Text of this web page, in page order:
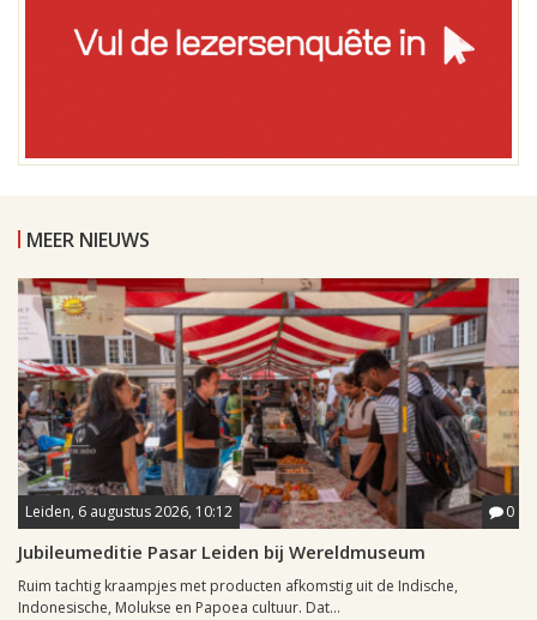
MEER NIEUWS
Leiden, 6 augustus 2026, 10:12 0
Jubileumeditie Pasar Leiden bij Wereldmuseum
Ruim tachtig kraampjes met producten afkomstig uit de Indische,
Indonesische, Molukse en Papoea cultuur. Dat...